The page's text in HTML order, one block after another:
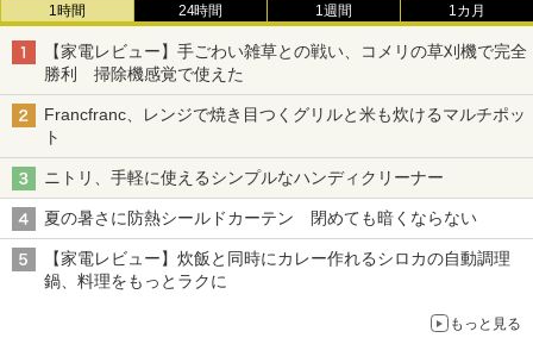
1時間 24時間 1週間 1カ月
【家電レビュー】手ごわい雑草との戦い、コメリの草刈機で完全
勝利 掃除機感覚で使えた
Francfranc、レンジで焼き目つくグリルと米も炊けるマルチポッ
ト
ニトリ、手軽に使えるシンプルなハンディクリーナー
夏の暑さに防熱シールドカーテン 閉めても暗くならない
【家電レビュー】炊飯と同時にカレー作れるシロカの自動調理
鍋、料理をもっとラクに
もっと見る